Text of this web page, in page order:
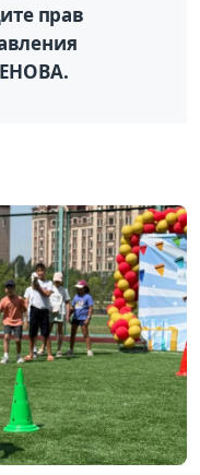
прав
.